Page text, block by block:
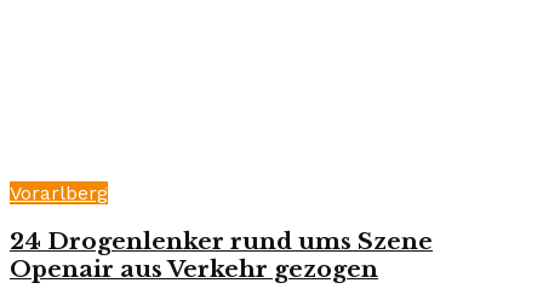
Vorarlberg
24 Drogenlenker rund ums Szene
Openair aus Verkehr gezogen